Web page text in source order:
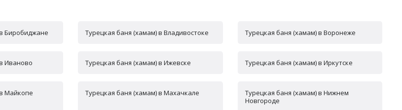
Биробиджане Турецкая баня (хамам) в Владивостоке Турецкая баня (хамам) в Воронеже
Иваново Турецкая баня (хамам) в Ижевске Турецкая баня (хамам) в Иркутске
Майкопе Турецкая баня (хамам) в Махачкале
Турецкая баня (хамам) в Нижнем
Новгороде